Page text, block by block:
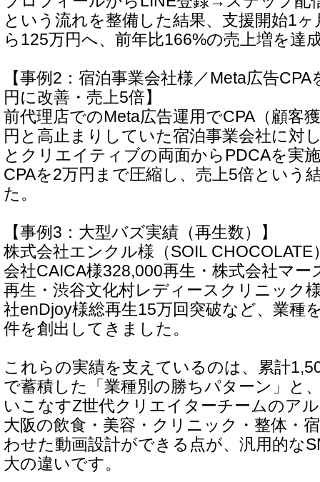
という流れを整備した結果、支援開始1
ら125万円へ、前年比166%の売上増を達
【事例2：宿泊事業会社様／Meta広告
円に改善・売上5倍】
前代理店でのMeta広告運用でCPA（顧客
円と高止まりしていた宿泊事業会社に対
とクリエイティブの両面からPDCAを実
CPAを2万円まで圧縮し、売上5倍という
た。
【事例3：大型バズ実績（再生数）】
株式会社エンクル様（SOIL CHOCOLATE
会社CAICA様328,000再生・株式会社マ
再生・渋谷文化村レディースクリニック
社enDjoy様総再生15万回突破など、業種
件を創出してきました。
これらの実績を支えているのは、累計
で蓄積した「業種別の勝ちパターン」と
いこなすZ世代クリエイターチームのア
大阪の飲食・美容・クリニック・整体・
わせた動画設計ができる点が、汎用的な
大の違いです。